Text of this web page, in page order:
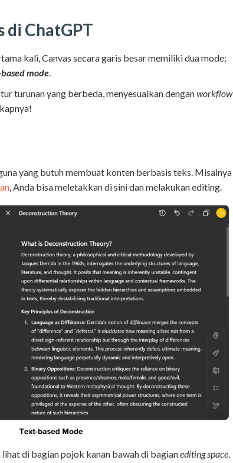
di ChatGPT
kali, Canvas secara garis besar memiliki dua mode;
mode
turunan yang berbeda, menyesuaikan denganworkflow
yang butuh membuat konten berbasis teks. Misalnya
, Anda bisa meletakkan di sini dan melakukan editing.
di bagian pojok kanan bawah di bagianediting space.